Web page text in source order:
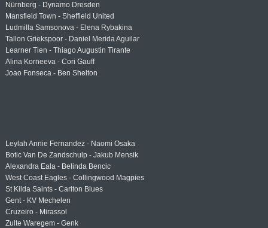
Nürnberg - Dynamo Dresden
Mansfield Town - Sheffield United
Ludmilla Samsonova - Elena Rybakina
Tallon Griekspoor - Daniel Merida Aguilar
Learner Tien - Thiago Augustin Tirante
Alina Korneeva - Cori Gauff
Joao Fonseca - Ben Shelton
Leylah Annie Fernandez - Naomi Osaka
Botic Van De Zandschulp - Jakub Mensik
Alexandra Eala - Belinda Bencic
West Coast Eagles - Collingwood Magpies
St Kilda Saints - Carlton Blues
Gent - KV Mechelen
Cruzeiro - Mirassol
Zulte Waregem - Genk